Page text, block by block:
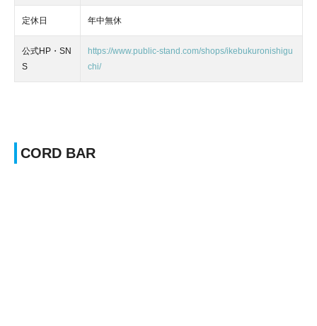
定休日 年中無休
公式HP・SN
S
https://www.public-stand.com/shops/ikebukuronishigu
chi/
CORD BAR